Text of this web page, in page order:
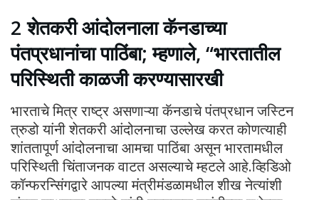
2 शेतकरी आंदोलनाला कॅनडाच्या
पंतप्रधानांचा पाठिंबा; म्हणाले, “भारतातील
परिस्थिती काळजी करण्यासारखी
भारताचे मित्र राष्ट्र असणाऱ्या कॅनडाचे पंतप्रधान जस्टिन
त्रुडो यांनी शेतकरी आंदोलनाचा उल्लेख करत कोणत्याही
शांततापूर्ण आंदोलनाचा आमचा पाठिंबा असून भारतामधील
परिस्थिती चिंताजनक वाटत असल्याचे म्हटले आहे.व्हिडिओ
कॉन्फरन्सिंगद्वारे आपल्या मंत्रीमंडळामधील शीख नेत्यांशी